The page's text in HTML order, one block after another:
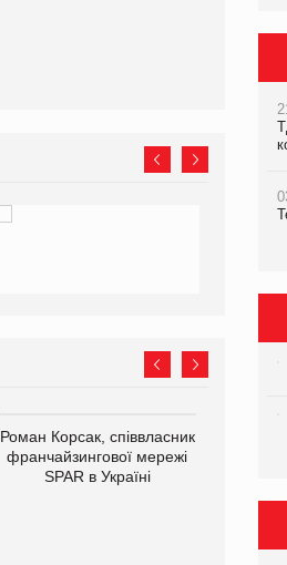
Роман Корсак, співвласник
франчайзингової мережі
SPAR в Україні